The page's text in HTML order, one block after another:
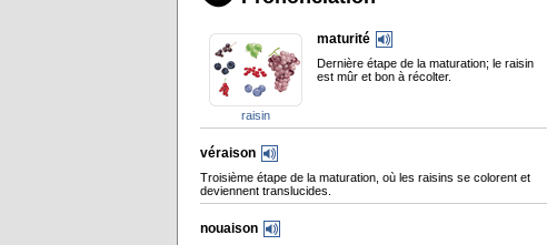
raisin
maturité
Dernière étape de la maturation; le raisin
est mûr et bon à récolter.
véraison
Troisième étape de la maturation, où les raisins se colorent et
deviennent translucides.
nouaison